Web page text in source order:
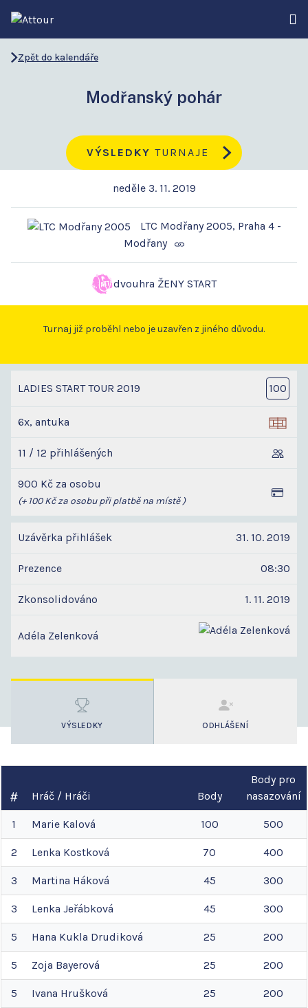
Zpět do kalendáře
Modřanský pohár
VÝSLEDKY TURNAJE
neděle 3. 11. 2019
LTC Modřany 2005, Praha 4 -
Modřany
dvouhra ŽENY START
Turnaj již proběhl nebo je uzavřen z jiného důvodu.
LADIES START TOUR 2019 100
6x, antuka
11 / 12 přihlášených
900 Kč za osobu
(+ 100 Kč za osobu při platbě na místě )
Uzávěrka přihlášek 31. 10. 2019
Prezence 08:30
Zkonsolidováno 1. 11. 2019
Adéla Zelenková
VÝSLEDKY ODHLÁŠENÍ
Hráč / Hráči Body
Body pro
nasazování
1 Marie Kalová 100 500
2 Lenka Kostková 70 400
3 Martina Háková 45 300
3 Lenka Jeřábková 45 300
5 Hana Kukla Drudiková 25 200
5 Zoja Bayerová 25 200
5 Ivana Hrušková 25 200